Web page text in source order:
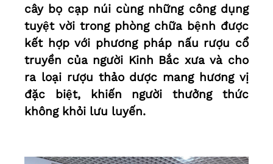
cây bọ cạp núi cùng những công dụng
tuyệt vời trong phòng chữa bệnh được
kết hợp với phương pháp nấu rượu cổ
truyền của người Kinh Bắc xưa và cho
ra loại rượu thảo dược mang hương vị
đặc biệt, khiến người thưởng thức
không khỏi lưu luyến.